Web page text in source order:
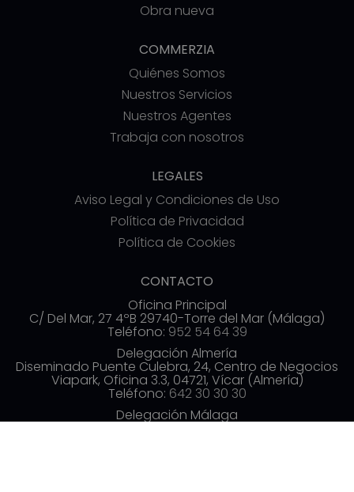
Obra nueva
COMMERZIA
Quiénes Somos
Nuestros Servicios
Nuestros Agentes
Trabaja con nosotros
LEGALES
Aviso Legal y Condiciones de Uso
Política de Privacidad
Política de Cookies
CONTACTO
Oficina Principal
C/ Del Mar, 27 4ºB 29740-Torre del Mar (Málaga)
Teléfono: 952 54 64 39
Delegación Almería
Diseminado Puente Culebra, 24, Centro de Negocios
Viapark, Oficina 3.3, 04721, Vícar (Almería)
Teléfono: 642 30 30 30
Delegación Málaga